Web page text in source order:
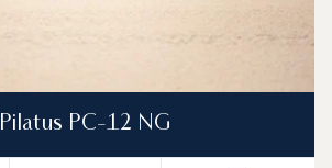
Pilatus PC-12 NG